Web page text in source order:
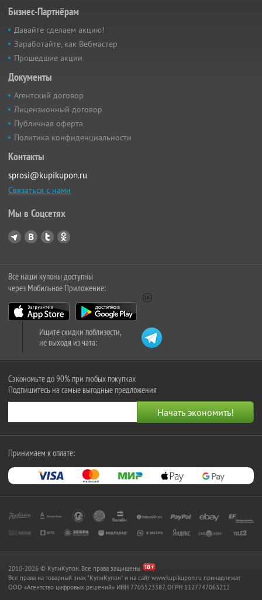
Бизнес-Партнёрам
Давайте сделаем акцию!
Заработайте, как Вебмастер
Прошедшие акции
Документы
Агентский договор
Лицензионный договор
Публичная оферта
Политика конфиденциальности
Контакты
sprosi@kupikupon.ru
Связаться с нами
Мы в Соцсетях
Все наши купоны доступны
через Мобильное Приложение:
Ищите скидки поблизости,
не выходя из чата:
Сэкономьте до 90% при любых покупках
Подпишитесь на самые выгодные предложения
Принимаем к оплате:
2010-2026 © КупиКупон. Все права защищены.
Все права на товарный знак "КупиКупон" и на сайт www.kupikupon.ru принадлежат
OOO «Агентство цифровых решений» ИНН 7705523387, ОГРН 1127747063212